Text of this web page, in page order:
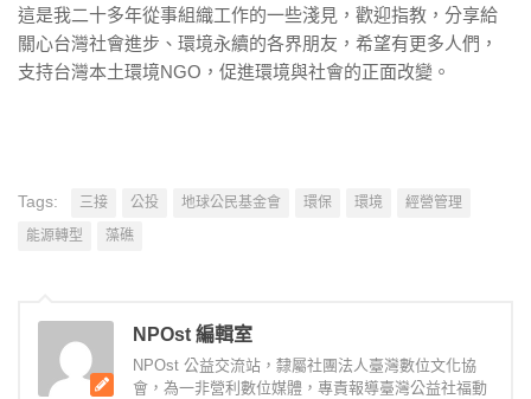
這是我⼆⼗多年從事組織⼯作的⼀些淺見，歡迎指教，分享給
關⼼台灣社會進步、環境永續的各界朋友，希望有更多⼈們，
⽀持台灣本⼟環境NGO，促進環境與社會的正⾯改變。
Tags: 三接 公投 地球公民基金會 環保 環境
經營管理
能源轉型
藻礁
NPOst 編輯室
NPOst 公益交流站，隸屬社團法人臺灣數位文化協
會，為一非營利數位媒體，專責報導臺灣公益社福動